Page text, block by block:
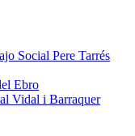
Social Pere Tarrés
Ebro
Vidal i Barraquer